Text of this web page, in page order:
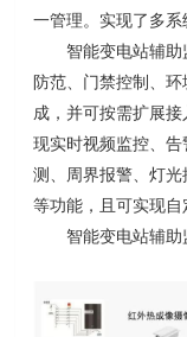
一管理。实现了多系
智能变电站辅
防范、门禁控制、环
成，并可按需扩展
现实时视频监控、
测、周界报警、灯
等功能，且可实现自
智能变电站辅助